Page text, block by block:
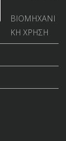
ΒΙΟΜΗΧΑΝΙ
ΚΗ ΧΡΗΣΗ